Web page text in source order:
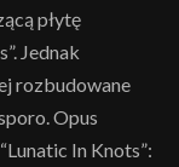
płytę
Jednak
rozbudowane
Opus
In Knots”: